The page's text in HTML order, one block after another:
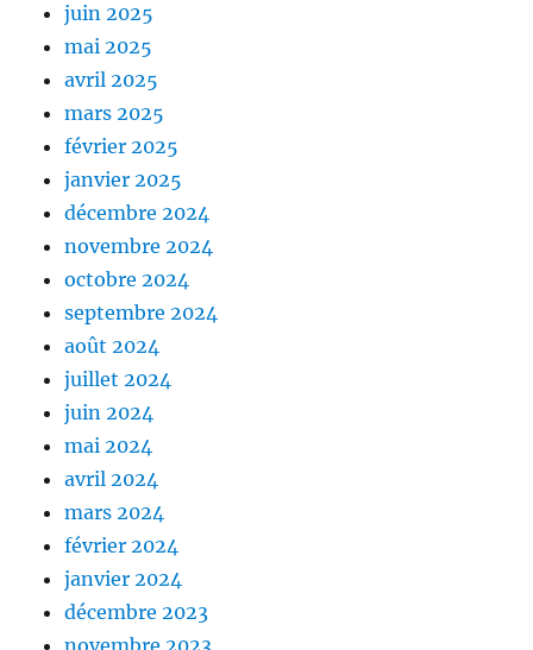
juin 2025
mai 2025
avril 2025
mars 2025
février 2025
janvier 2025
décembre 2024
novembre 2024
octobre 2024
septembre 2024
août 2024
juillet 2024
juin 2024
mai 2024
avril 2024
mars 2024
février 2024
janvier 2024
décembre 2023